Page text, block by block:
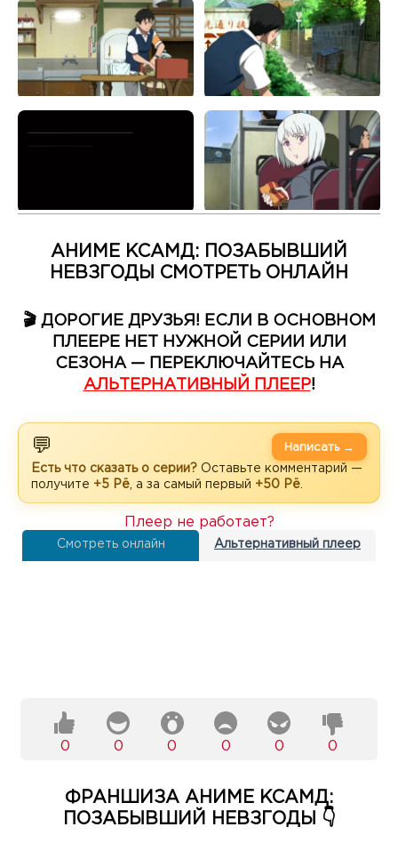
АНИМЕ КСАМД: ПОЗАБЫВШИЙ
НЕВЗГОДЫ СМОТРЕТЬ ОНЛАЙН
🎬 ДОРОГИЕ ДРУЗЬЯ! ЕСЛИ В ОСНОВНОМ
ПЛЕЕРЕ НЕТ НУЖНОЙ СЕРИИ ИЛИ
СЕЗОНА — ПЕРЕКЛЮЧАЙТЕСЬ НА
АЛЬТЕРНАТИВНЫЙ ПЛЕЕР!
💬
Есть что сказать о серии? Оставьте комментарий —
получите +5 Рё , а за самый первый +50 Рё
Написать →
Смотреть онлайн Альтернативный плеер
Плеер не работает?
0 0 0 0 0 0
ФРАНШИЗА АНИМЕ КСАМД:
ПОЗАБЫВШИЙ НЕВЗГОДЫ 👇